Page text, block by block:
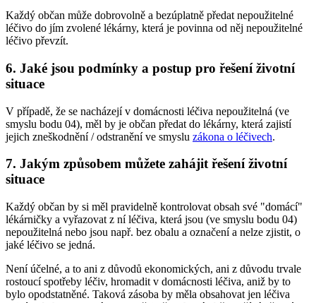
Každý občan může dobrovolně a bezúplatně předat nepoužitelné
léčivo do jím zvolené lékárny, která je povinna od něj nepoužitelné
léčivo převzít.
6. Jaké jsou podmínky a postup pro řešení životní
situace
V případě, že se nacházejí v domácnosti léčiva nepoužitelná (ve
smyslu bodu 04), měl by je občan předat do lékárny, která zajistí
jejich zneškodnění / odstranění ve smyslu zákona o léčivech.
7. Jakým způsobem můžete zahájit řešení životní
situace
Každý občan by si měl pravidelně kontrolovat obsah své "domácí"
lékárničky a vyřazovat z ní léčiva, která jsou (ve smyslu bodu 04)
nepoužitelná nebo jsou např. bez obalu a označení a nelze zjistit, o
jaké léčivo se jedná.
Není účelné, a to ani z důvodů ekonomických, ani z důvodu trvale
rostoucí spotřeby léčiv, hromadit v domácnosti léčiva, aniž by to
bylo opodstatněné. Taková zásoba by měla obsahovat jen léčiva